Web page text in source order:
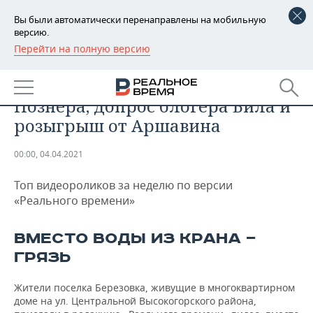
Вы были автоматически перенаправлены на мобильную
версию.
Перейти на полную версию
РЕГИОНЫ
БАШКОРТОСТАН
ТАТАРСТАН
НОВОСТИ
АНАЛИТИКА
ДЕКЛАРАЦИИ О ДОХОДАХ
КОРОЛИ ГОСЗАКАЗА ПФО
ВУЗЫ ТАТАРСТАНА
ТОРГОВЫЕ ЦЕНТРЫ
ТАТАРСТАНА
НОВОСТИ ЭКОНОМИКИ
БАНКИ
ИНВЕСТИЦИИ
ПРОМЫШЛЕННОСТЬ
АГРОПРОМ
МАШИНОСТРОЕНИЕ
НЕДВИЖИМОСТЬ
НОВОСТИ НЕДВИЖИМОСТИ
АВТО
НОВОСТИ БИЗНЕСА
ТЕХНОЛОГИИ
Видео недели: Тбилиси против
Познера, допрос блогера Била и
розыгрыш от Аршавина
00:00, 04.04.2021
Топ видеороликов за неделю по версии
«Реального времени»
ВМЕСТО ВОДЫ ИЗ КРАНА —
ГРЯЗЬ
Жители поселка Березовка, живущие в многоквартирном
доме на ул. Центральной Высокогорского района,